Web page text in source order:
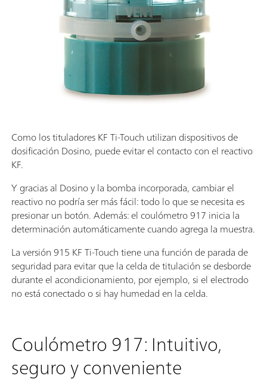
Como los tituladores KF Ti-Touch utilizan dispositivos de
dosificación Dosino, puede evitar el contacto con el reactivo
KF.
Y gracias al Dosino y la bomba incorporada, cambiar el
reactivo no podría ser más fácil: todo lo que se necesita es
presionar un botón. Además: el coulómetro 917 inicia la
determinación automáticamente cuando agrega la muestra.
La versión 915 KF Ti-Touch tiene una función de parada de
seguridad para evitar que la celda de titulación se desborde
durante el acondicionamiento, por ejemplo, si el electrodo
no está conectado o si hay humedad en la celda.
Coulómetro 917: Intuitivo,
seguro y conveniente